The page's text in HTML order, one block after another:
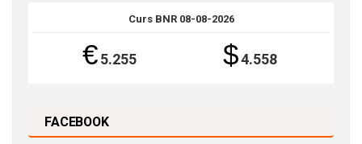
Curs BNR 08-08-2026
€5.255 $4.558
FACEBOOK